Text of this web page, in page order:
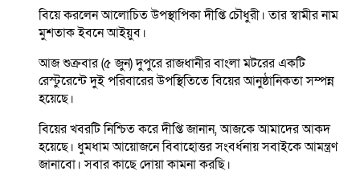
বিয়ে করলেন আলোচিত উপস্থাপিকা দীপ্তি চৌধুরী। তার স্বামীর নাম
মুশতাক ইবনে আইয়ুব।
আজ শুক্রবার (৫ জুন) দুপুরে রাজধানীর বাংলা মটরের একটি
রেস্টুরেন্টে দুই পরিবারের উপস্থিতিতে বিয়ের আনুষ্ঠানিকতা সম্পন্ন
হয়েছে।
বিয়ের খবরটি নিশ্চিত করে দীপ্তি জানান, আজকে আমাদের আকদ
হয়েছে। ধুমধাম আয়োজনে বিবাহোত্তর সংবর্ধনায় সবাইকে আমন্ত্রণ
জানাবো। সবার কাছে দোয়া কামনা করছি।